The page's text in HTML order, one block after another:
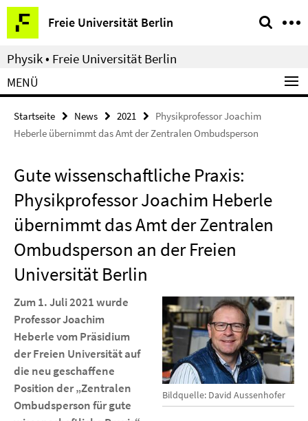
Springe
direkt
zu
Inhalt
Freie Universität Berlin
Service-
Navigation
Physik • Freie Universität Berlin
MENÜ
Startseite News 2021
Physikprofessor Joachim
Heberle übernimmt das Amt der Zentralen Ombudsperson
Gute wissenschaftliche Praxis:
Physikprofessor Joachim Heberle
übernimmt das Amt der Zentralen
Ombudsperson an der Freien
Universität Berlin
Bildquelle: David Aussenhofer
Zum 1. Juli 2021 wurde
Professor Joachim
Heberle vom Präsidium
der Freien Universität auf
die neu geschaffene
Position der „Zentralen
Ombudsperson für gute